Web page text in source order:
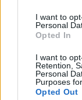
I want to
Personal
Opted In
I want to
Retention,
Personal
Purposes
Opted Out
Colheita
Hospital
de agosto